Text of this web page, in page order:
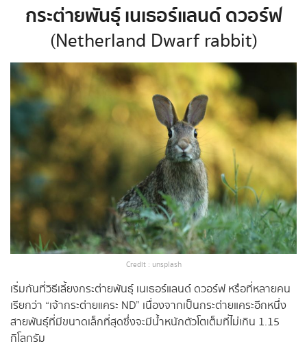
กระต่ายพันธุ์ เนเธอร์แลนด์ ดวอร์ฟ
(Netherland Dwarf rabbit)
Credit : unsplash
เริ่มกันที่วิธีเลี้ยงกระต่ายพันธุ์ เนเธอร์แลนด์ ดวอร์ฟ หรือที่หลายคน
เรียกว่า “เจ้ากระต่ายแคระ ND” เนื่องจากเป็นกระต่ายแคระอีกหนึ่ง
สายพันธุ์ที่มีขนาดเล็กที่สุดซึ่งจะมีน้ำหนักตัวโตเต็มที่ไม่เกิน 1.15
กิโลกรัม